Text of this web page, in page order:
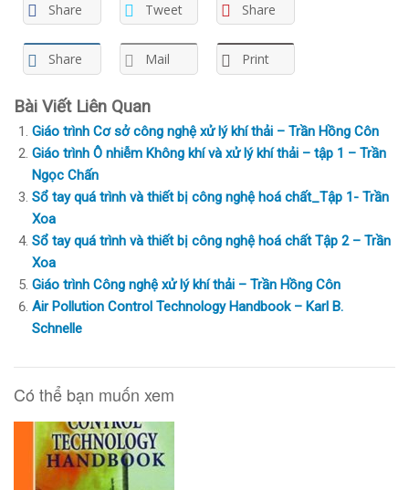
Share Tweet Share
Share Mail Print
Bài Viết Liên Quan
Giáo trình Cơ sở công nghệ xử lý khí thải – Trần Hồng Côn
Giáo trình Ô nhiễm Không khí và xử lý khí thải – tập 1 – Trần
Ngọc Chấn
Sổ tay quá trình và thiết bị công nghệ hoá chất_Tập 1- Trần
Xoa
Sổ tay quá trình và thiết bị công nghệ hoá chất Tập 2 – Trần
Xoa
Giáo trình Công nghệ xử lý khí thải – Trần Hồng Côn
Air Pollution Control Technology Handbook – Karl B.
Schnelle
Có thể bạn muốn xem